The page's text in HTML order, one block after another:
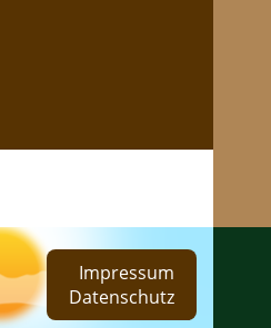
Impressum
Datenschutz